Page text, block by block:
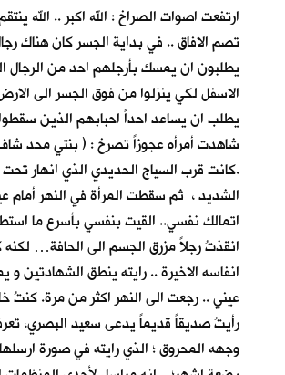
ارتفعت اصوات الصراخ : الله اكبر .. الله
تصم الافاق .. في بداية الجسر كان هناك
يطلبون ان يمسك بأرجلهم احد من الرجال
الاسفل لكي ينزلوا من فوق الجسر الى
يطلب ان يساعد احداً احبابهم الذين
شاهدت أمرأه عجوزاً تصرخ : ( بنتي محد
.كانت قرب السياج الحديدي الذي انهار
الشديد ، ثم سقطت المرأة في النهر أمام
اتمالك نفسي.. القيت بنفسي بأسرع ما
انقذتُ رجلاً مزرق الجسم الى الحافة…
انفاسه الاخيرة .. رايته ينطق الشهادتين و
عيني .. رجعت الى النهر اكثر من مرة. كنتُ
رأيتُ صديقاً قديماً يدعى سعيد البصري،
وجهه المحروق ؛ الذي رايته في صورة